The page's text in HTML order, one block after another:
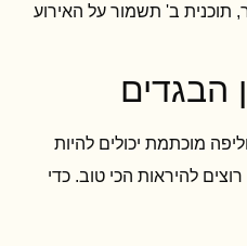
תוכנית ב' תשמור על האירוע
הבגדים
מוכתמת יכולים להיות
להיראות הכי טוב. כדי